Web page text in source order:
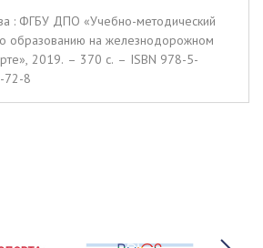
: ФГБУ ДПО «Учебно-методический
образованию на железнодорожном
2019. – 370 c. – ISBN 978-5-
72-8